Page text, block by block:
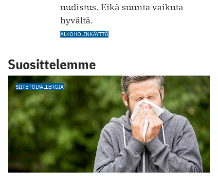
uudistus. Eikä suunta vaikuta
hyvältä.
ALKOHOLINKÄYTTÖ
Suosittelemme
SIITEPÖLYALLERGIA